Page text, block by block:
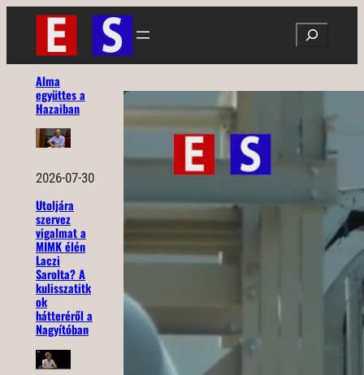
Ugrás
tartalomhoz
Search
Alma
együttes a
Hazaiban
2026-07-30
Utoljára
szervez
vigalmat a
MIMK élén
Laczi
Sarolta? A
kulisszatitk
ok
hátteréről a
Nagyítóban